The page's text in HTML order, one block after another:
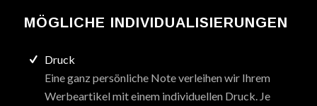
MÖGLICHE INDIVIDUALISIERUNGEN
Druck
Eine ganz persönliche Note verleihen wir Ihrem
Werbeartikel mit einem individuellen Druck. Je